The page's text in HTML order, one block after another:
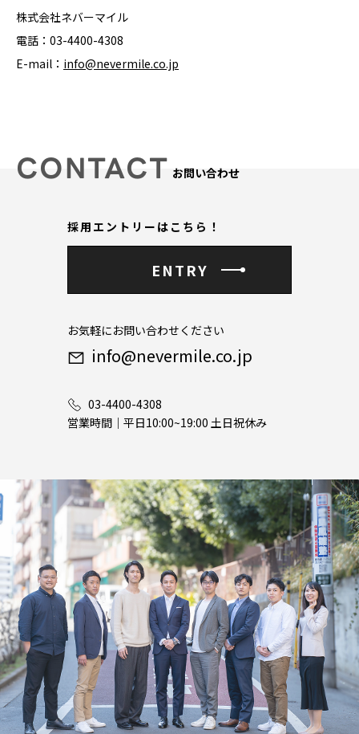
株式会社ネバーマイル
電話：03-4400-4308
E-mail： info@nevermile.co.jp
CONTACT お問い合わせ
採用エントリーはこちら！
ENTRY
お気軽にお問い合わせください
info@nevermile.co.jp
03-4400-4308
営業時間｜平日10:00~19:00 土日祝休み